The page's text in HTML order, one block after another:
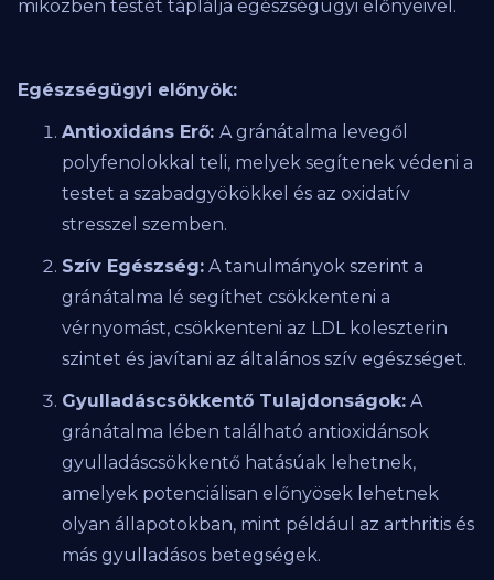
miközben testét táplálja egészségügyi előnyeivel.
Egészségügyi előnyök:
Antioxidáns Erő: A gránátalma levegől
polyfenolokkal teli, melyek segítenek védeni a
testet a szabadgyökökkel és az oxidatív
stresszel szemben.
Szív Egészség: A tanulmányok szerint a
gránátalma lé segíthet csökkenteni a
vérnyomást, csökkenteni az LDL koleszterin
szintet és javítani az általános szív egészséget.
Gyulladáscsökkentő Tulajdonságok: A
gránátalma lében található antioxidánsok
gyulladáscsökkentő hatásúak lehetnek,
amelyek potenciálisan előnyösek lehetnek
olyan állapotokban, mint például az arthritis és
más gyulladásos betegségek.